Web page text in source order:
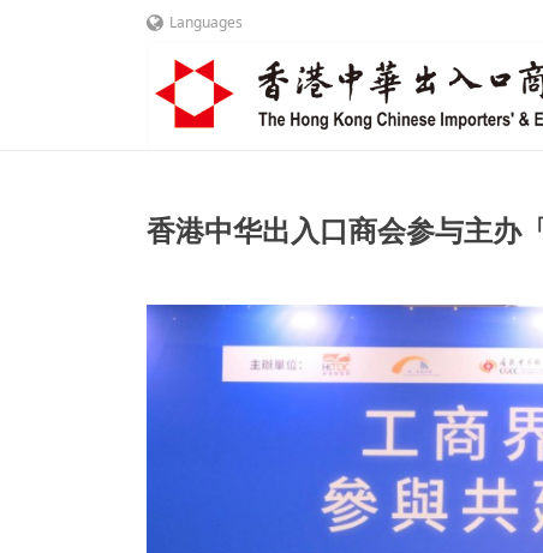
Languages
香港中华出入口商会参与主办